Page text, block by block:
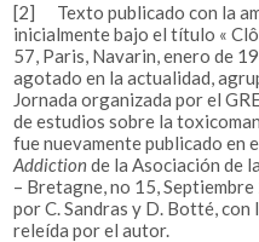
[2] Texto publicado con la
inicialmente bajo el título «
57, Paris, Navarin, enero de
agotado en la actualidad,
Jornada organizada por el
de estudios sobre la
fue nuevamente publicado en
Addictionde la Asociación de
– Bretagne, no 15,
por C. Sandras y D. Botté,
releída por el autor.